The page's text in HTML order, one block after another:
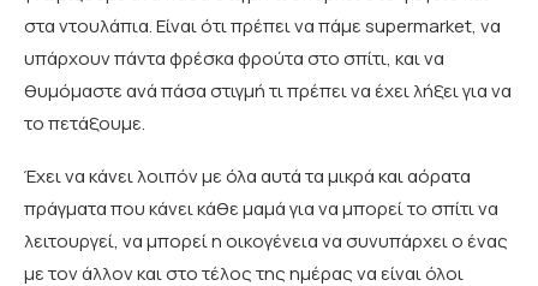
στα ντουλάπια. Είναι ότι πρέπει να πάμε supermarket, να
υπάρχουν πάντα φρέσκα φρούτα στο σπίτι, και να
θυμόμαστε ανά πάσα στιγμή τι πρέπει να έχει λήξει για να
το πετάξουμε.
Έχει να κάνει λοιπόν με όλα αυτά τα μικρά και αόρατα
πράγματα που κάνει κάθε μαμά για να μπορεί το σπίτι να
λειτουργεί, να μπορεί η οικογένεια να συνυπάρχει ο ένας
με τον άλλον και στο τέλος της ημέρας να είναι όλοι